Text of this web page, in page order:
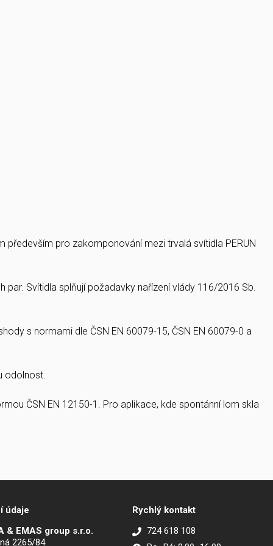
pro zakomponování mezi trvalá svítidla PERUN
Svítidla splňují požadavky nařízení vlády 116/2016 Sb.
s normami dle ČSN EN 60079-15, ČSN EN 60079-0 a
odolnost.
ČSN EN 12150-1. Pro aplikace, kde spontánní lom skla
údaje
& EMAS group s.r.o.
2265/84
Rychlý kontakt
724 618 108